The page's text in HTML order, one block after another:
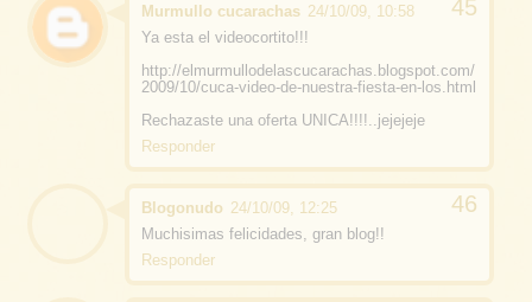
Murmullo cucarachas 24/10/09, 10:58
Ya esta el videocortito!!!
http://elmurmullodelascucarachas.blogspot.com/
2009/10/cuca-video-de-nuestra-fiesta-en-los.html
Rechazaste una oferta UNICA!!!!..jejejeje
Responder
Blogonudo 24/10/09, 12:25
Muchisimas felicidades, gran blog!!
Responder